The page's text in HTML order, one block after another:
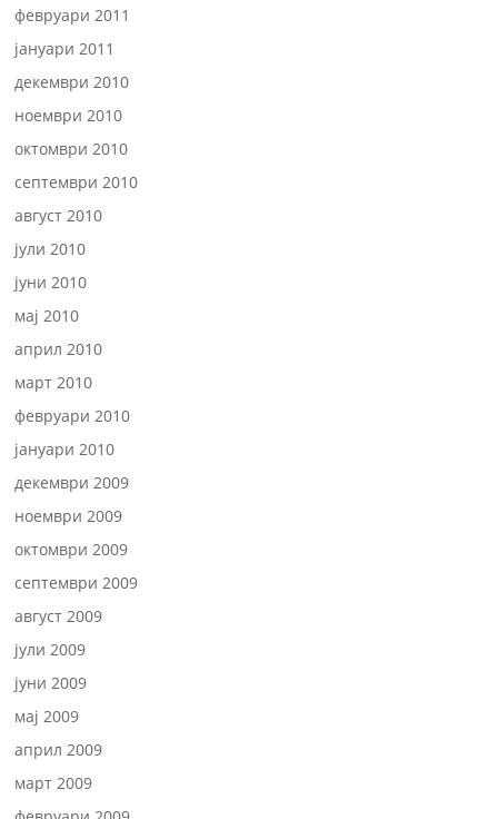
февруари 2011
јануари 2011
декември 2010
ноември 2010
октомври 2010
септември 2010
август 2010
јули 2010
јуни 2010
мај 2010
април 2010
март 2010
февруари 2010
јануари 2010
декември 2009
ноември 2009
октомври 2009
септември 2009
август 2009
јули 2009
јуни 2009
мај 2009
април 2009
март 2009